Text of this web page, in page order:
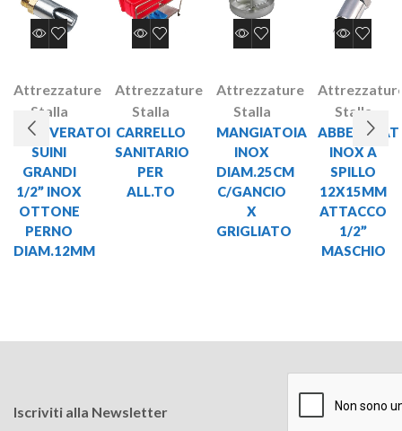
Attrezzature
Stalla
ABBEVERATOI
SUINI
GRANDI
1/2” INOX
OTTONE
PERNO
DIAM.12MM
Attrezzature
Stalla
CARRELLO
SANITARIO
PER
ALL.TO
Attrezzature
Stalla
MANGIATOIA
INOX
DIAM.25CM
C/GANCIO
X
GRIGLIATO
Stalla
INOX A
SPILLO
12X15MM
ATTACCO
1/2”
MASCHIO
Iscriviti alla Newsletter